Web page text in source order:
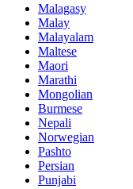
Malagasy
Malay
Malayalam
Maltese
Maori
Marathi
Mongolian
Burmese
Nepali
Norwegian
Pashto
Persian
Punjabi